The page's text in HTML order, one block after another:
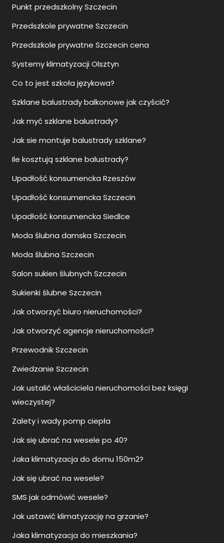
Punkt przedszkolny Szczecin
Przedszkole prywatne Szczecin
Przedszkole prywatne Szczecin cena
Systemy klimatyzacji Olsztyn
Co to jest szkoła językowa?
Szklane balustrady balkonowe jak czyścić?
Jak myć szklane balustrady?
Jak sie montuje balustrady szklane?
Ile kosztują szklane balustrady?
Upadłość konsumencka Rzeszów
Upadłość konsumencka Szczecin
Upadłość konsumencka Siedlce
Moda ślubna damska Szczecin
Moda ślubna Szczecin
Salon sukien ślubnych Szczecin
Sukienki ślubne Szczecin
Jak otworzyć biuro nieruchomości?
Jak otworzyć agencje nieruchomości?
Przewodnik Szczecin
Zwiedzanie Szczecin
Jak ustalić właściciela nieruchomości bez księgi
wieczystej?
Zalety i wady pomp ciepła
Jak się ubrać na wesele po 40?
Jaka klimatyzacja do domu 150m2?
Jak się ubrać na wesele?
SMS jak odmówić wesele?
Jak ustawić klimatyzację na grzanie?
Jaka klimatyzacja do mieszkania?